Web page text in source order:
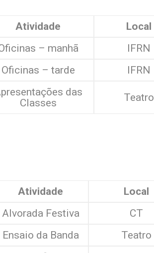
Atividade
Local
– manhã
IFRN
Oficinas – tarde IFRN
das
Classes
Teatro
Atividade
Local
Alvorada Festiva
CT
Ensaio da Banda
Teatro